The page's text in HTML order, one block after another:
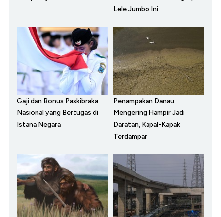
Lele Jumbo Ini
Gaji dan Bonus Paskibraka
Nasional yang Bertugas di
Istana Negara
Penampakan Danau
Mengering Hampir Jadi
Daratan, Kapal-Kapak
Terdampar